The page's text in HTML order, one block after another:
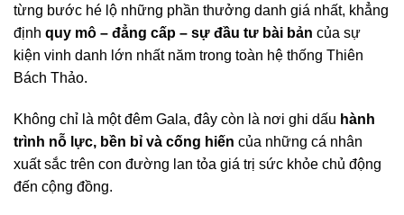
từng bước hé lộ những phần thưởng danh giá nhất, khẳng
định quy mô – đẳng cấp – sự đầu tư bài bản của sự
kiện vinh danh lớn nhất năm trong toàn hệ thống Thiên
Bách Thảo.
Không chỉ là một đêm Gala, đây còn là nơi ghi dấu hành
trình nỗ lực, bền bỉ và cống hiến của những cá nhân
xuất sắc trên con đường lan tỏa giá trị sức khỏe chủ động
đến cộng đồng.